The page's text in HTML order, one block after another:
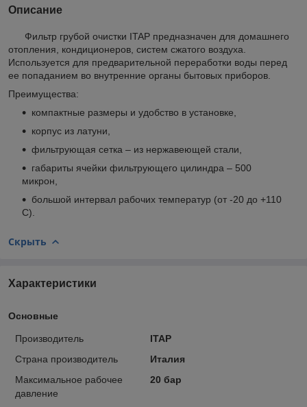
Описание
Фильтр грубой очистки ITAP предназначен для домашнего
отопления, кондиционеров, систем сжатого воздуха.
Используется для предварительной переработки воды перед
ее попаданием во внутренние органы бытовых приборов.
Преимущества:
компактные размеры и удобство в установке,
корпус из латуни,
фильтрующая сетка – из нержавеющей стали,
габариты ячейки фильтрующего цилиндра – 500
микрон,
большой интервал рабочих температур (от -20 до +110
C).
Скрыть
Характеристики
Основные
Производитель
ITAP
Страна производитель
Италия
Максимальное рабочее
давление
20 бар